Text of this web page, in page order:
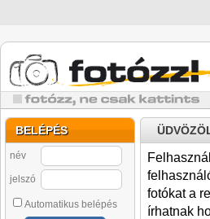
BELÉPÉS
név
jelszó
Automatikus belépés
fotókat a
írhatnak